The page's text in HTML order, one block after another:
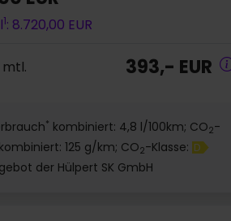
1: 8.720,00 EUR
mtl. 393,- EUR
* kombiniert: 4,8 l/100km; CO2-
125 g/km; CO2-Klasse: D
der Hülpert SK GmbH